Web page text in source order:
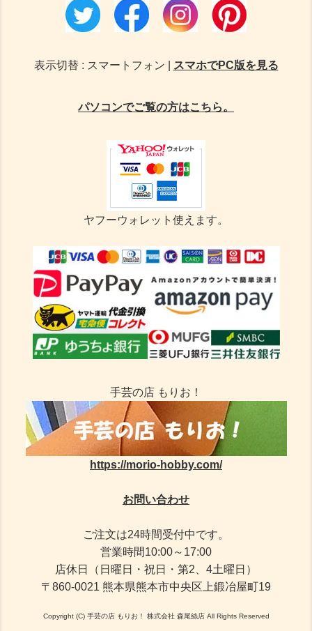
表示切替 : スマートフォン | スマホでPC版を見る
パソコンでご覧の方はこちら。
ヤフーウォレット使えます。
手芸の店 もりお！
https://morio-hobby.com/
お問い合わせ
ご注文は24時間受付中です。
営業時間10:00～17:00
店休日（日曜日・祝日・第2、4土曜日）
〒860-0021 熊本県熊本市中央区上鍛冶屋町19
Copyright (C) 手芸の店 もりお！ 株式会社 森尾絲店 All Rights Reserved